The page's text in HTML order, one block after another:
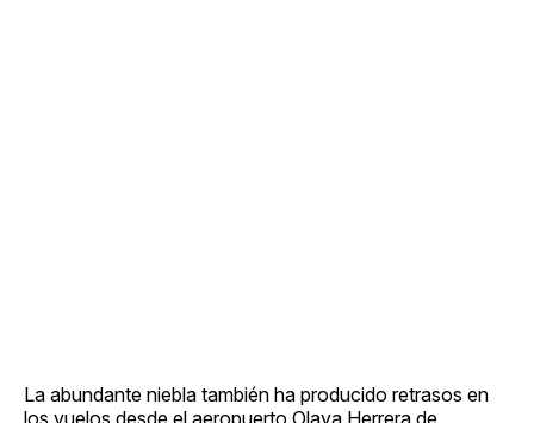
La abundante niebla también ha producido retrasos en
los vuelos desde el aeropuerto Olaya Herrera de